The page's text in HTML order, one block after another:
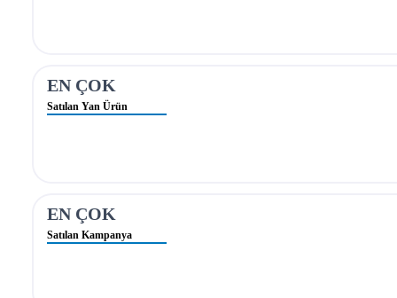
EN ÇOK
Satılan Yan Ürün
EN ÇOK
Satılan Kampanya